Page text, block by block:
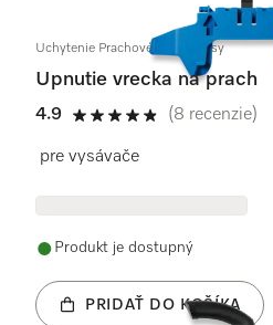
Uchytenie Prachové vrecko assy
Upnutie vrecka na prach
4.9
4.9 / 5
(8 recenzie)
pre vysávače
Produkt je dostupný
PRIDAŤ DO KOŠÍKA